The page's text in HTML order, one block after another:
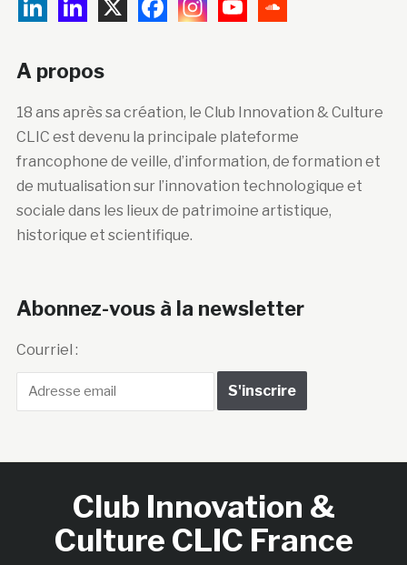
A propos
18 ans après sa création, le Club Innovation & Culture
CLIC est devenu la principale plateforme
francophone de veille, d’information, de formation et
de mutualisation sur l’innovation technologique et
sociale dans les lieux de patrimoine artistique,
historique et scientifique.
Abonnez-vous à la newsletter
Courriel :
Club Innovation &
Culture CLIC France